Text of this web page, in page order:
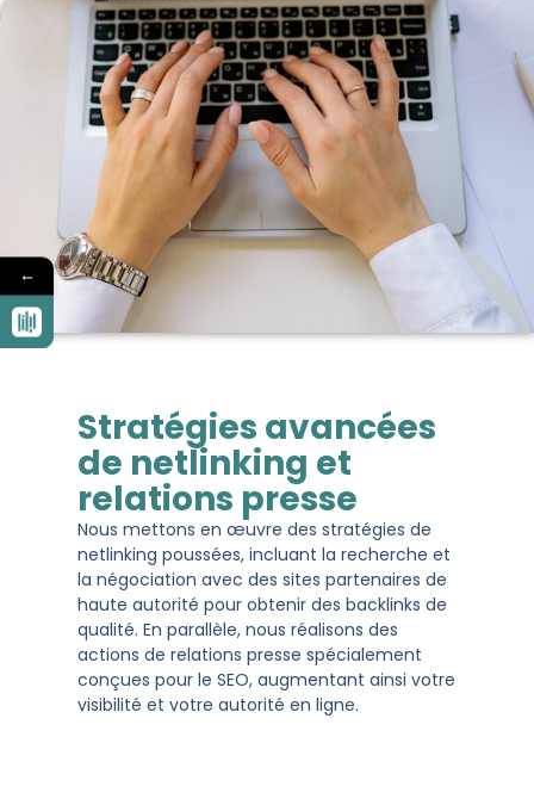
Stratégies avancées
de netlinking et
relations presse
Nous mettons en œuvre des stratégies de
netlinking poussées, incluant la recherche et
la négociation avec des sites partenaires de
haute autorité pour obtenir des backlinks de
qualité. En parallèle, nous réalisons des
actions de relations presse spécialement
conçues pour le SEO, augmentant ainsi votre
visibilité et votre autorité en ligne.
←